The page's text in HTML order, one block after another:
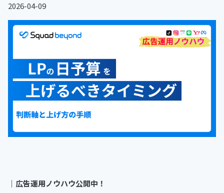
2026-04-09
｜ 広告運用ノウハウ公開中！